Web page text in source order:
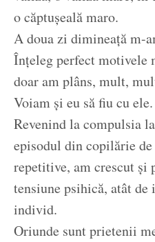
o căptușeală maro.
A doua zi dimineață m-
Înțeleg perfect motivele
doar am plâns, mult,
Voiam și eu să fiu cu
Revenind la compulsia
episodul din copilărie
repetitive, am crescut și
tensiune psihică, atât
individ.
Oriunde sunt prietenii